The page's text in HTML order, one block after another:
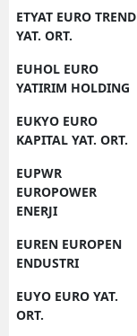
ETYAT EURO TREND
YAT. ORT.
EUHOL EURO
YATIRIM HOLDING
EUKYO EURO
KAPITAL YAT. ORT.
EUPWR
EUROPOWER
ENERJI
EUREN EUROPEN
ENDUSTRI
EUYO EURO YAT.
ORT.